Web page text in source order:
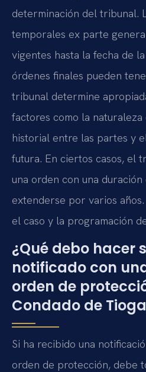
determinación del tribunal.
temporales ex parte
vigentes hasta la fecha de
órdenes finales pueden
tribunal determine
factores como la naturaleza
historial entre las partes y
futura. En ciertos casos, el
una orden con una
extenderse por varios
el caso y la programación
¿Qué debo hacer
notificado con
orden de
Condado de
Si ha recibido una
orden de protección, debe